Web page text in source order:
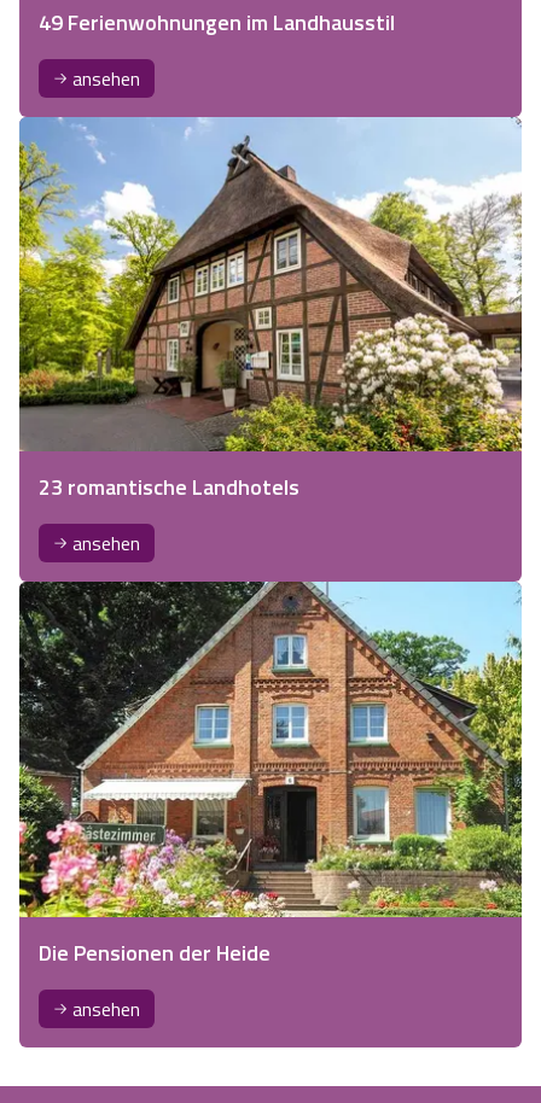
49 Ferienwohnungen im Landhausstil
ansehen
23 romantische Landhotels
ansehen
Die Pensionen der Heide
ansehen